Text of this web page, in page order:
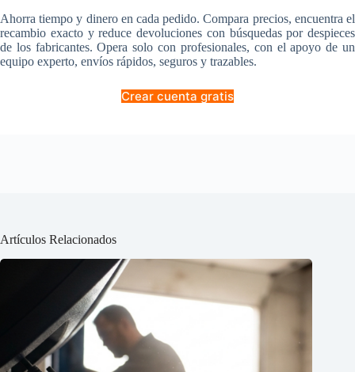
Ahorra tiempo y dinero en cada pedido. Compara precios, encuentra el
recambio exacto y reduce devoluciones con búsquedas por despieces
de los fabricantes. Opera solo con profesionales, con el apoyo de un
equipo experto, envíos rápidos, seguros y trazables.
Crear cuenta gratis
Artículos Relacionados